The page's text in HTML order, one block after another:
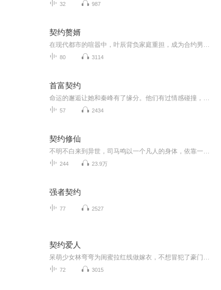
32 987
契约赘婿
80 3114
首富契约
57 2434
契约修仙
244 23.9万
强者契约
77 2527
契约爱人
72 3015